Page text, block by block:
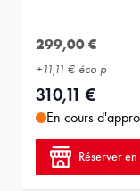
299,00 €
+11,11 € éco-p
310,11 €
En cours
Réserver